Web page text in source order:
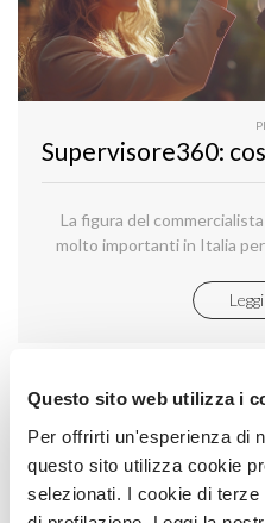
Questo sito web utilizza i
Per offrirti un'esperienza di
questo sito utilizza cookie
selezionati. I cookie di
La figura del
molto importanti in Italia